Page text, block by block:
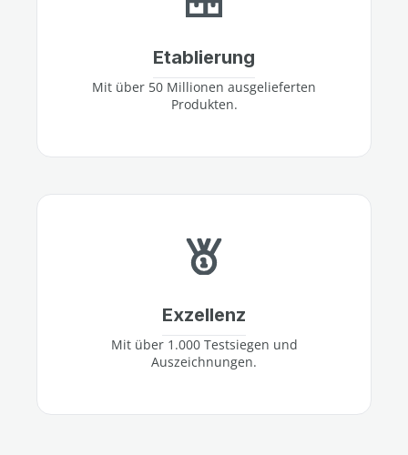
Etablierung
Mit über 50 Millionen ausgelieferten
Produkten.
Exzellenz
Mit über 1.000 Testsiegen und
Auszeichnungen.